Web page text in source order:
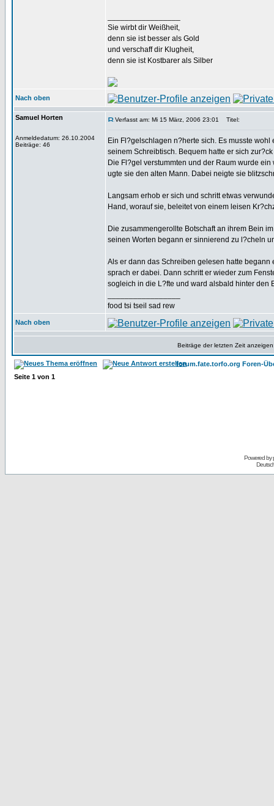
Sie wirbt dir Weißheit,
denn sie ist besser als Gold
und verschaff dir Klugheit,
denn sie ist Kostbarer als Silber
Nach oben
Samuel Horten
Anmeldedatum: 26.10.2004
Beiträge: 46
Verfasst am: Mi 15 März, 2006 23:01 Titel:
Ein Fl?gelschlagen n?herte sich. Es musste
seinem Schreibtisch. Bequem hatte er sich
Die Fl?gel verstummten und der Raum wurde
ugte sie den alten Mann. Dabei neigte sie
Langsam erhob er sich und schritt etwas
Hand, worauf sie, beleitet von einem leisen
Die zusammengerollte Botschaft an ihrem Bein
seinen Worten begann er sinnierend zu l?cheln
Als er dann das Schreiben gelesen hatte begann
sprach er dabei. Dann schritt er wieder zum
sogleich in die L?fte und ward alsbald hinter den
food tsi tseil sad rew
Nach oben
Beiträge der letzten Zeit
forum.fate.torfo.org Foren-
Seite 1 von 1
Powered by